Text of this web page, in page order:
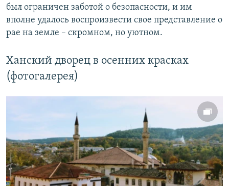
был ограничен заботой о безопасности, и им
вполне удалось воспроизвести свое представление о
рае на земле – скромном, но уютном.
Ханский дворец в осенних красках
(фотогалерея)